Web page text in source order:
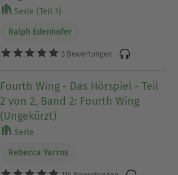
Serie (Teil 1)
Ralph Edenhofer
3 Bewertungen
Fourth Wing - Das Hörspiel - Teil
2 von 2, Band 2: Fourth Wing
(Ungekürzt)
Serie
Rebecca Yarros